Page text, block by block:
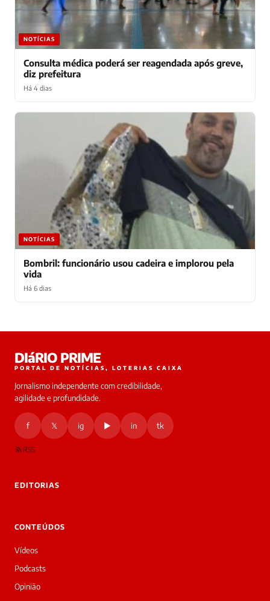
NOTÍCIAS
Consulta médica poderá ser reagendada após greve,
diz prefeitura
Há 4 dias
NOTÍCIAS
Bombril: funcionário usou cadeira e implorou pela
vida
Há 6 dias
online
Bom
dia!
Sou
a
daqui
DIáRIO PRIME
PORTAL DE NOTÍCIAS, LOTERIAS CAIXA
Jornalismo independente com credibilidade,
agilidade e profundidade.
f 𝕏 ig ▶ in tk
RSS
EDITORIAS
CONTEÚDOS
Vídeos
Podcasts
Opinião